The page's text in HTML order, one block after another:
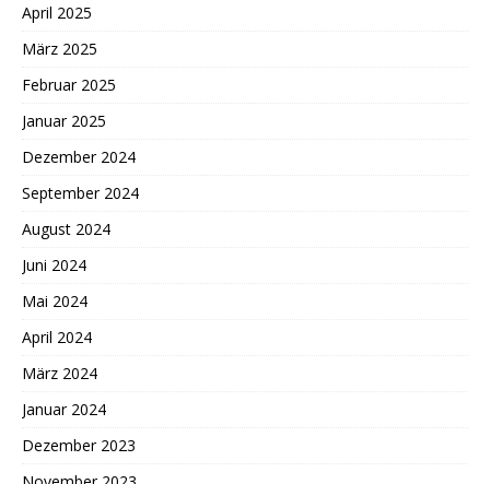
April 2025
März 2025
Februar 2025
Januar 2025
Dezember 2024
September 2024
August 2024
Juni 2024
Mai 2024
April 2024
März 2024
Januar 2024
Dezember 2023